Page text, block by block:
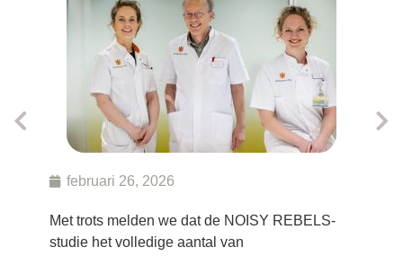
februari 26, 2026
Met trots melden we dat de NOISY REBELS-
studie het volledige aantal van